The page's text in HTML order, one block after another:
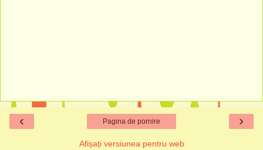
‹ ›
Pagina de pornire
Afișați versiunea pentru web